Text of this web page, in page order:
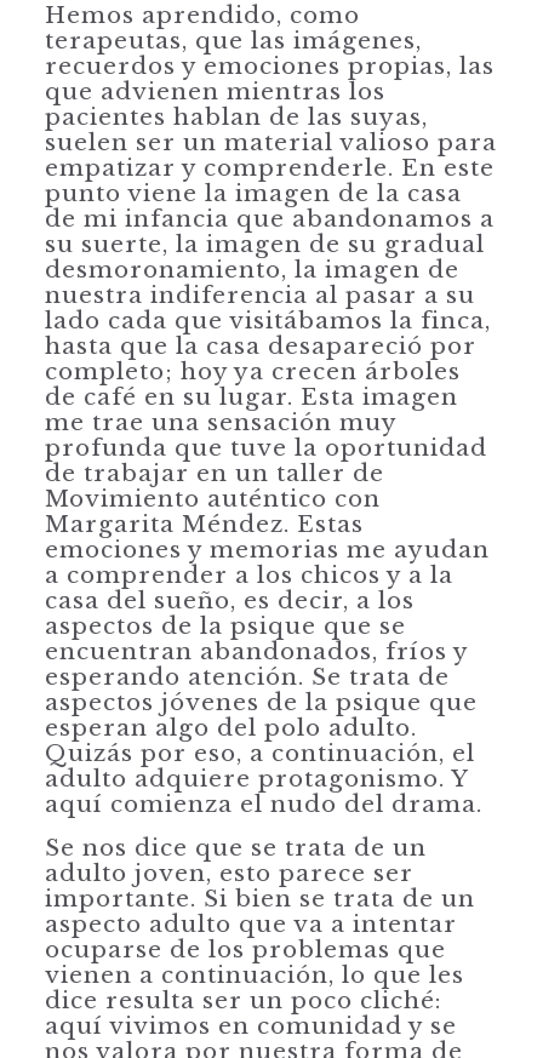
Hemos aprendido, como
terapeutas, que las imágenes,
recuerdos y emociones propias, las
que advienen mientras los
pacientes hablan de las suyas,
suelen ser un material valioso para
empatizar y comprenderle. En este
punto viene la imagen de la casa
de mi infancia que abandonamos a
su suerte, la imagen de su gradual
desmoronamiento, la imagen de
nuestra indiferencia al pasar a su
lado cada que visitábamos la finca,
hasta que la casa desapareció por
completo; hoy ya crecen árboles
de café en su lugar. Esta imagen
me trae una sensación muy
profunda que tuve la oportunidad
de trabajar en un taller de
Movimiento auténtico con
Margarita Méndez. Estas
emociones y memorias me ayudan
a comprender a los chicos y a la
casa del sueño, es decir, a los
aspectos de la psique que se
encuentran abandonados, fríos y
esperando atención. Se trata de
aspectos jóvenes de la psique que
esperan algo del polo adulto.
Quizás por eso, a continuación, el
adulto adquiere protagonismo. Y
aquí comienza el nudo del drama.
Se nos dice que se trata de un
adulto joven, esto parece ser
importante. Si bien se trata de un
aspecto adulto que va a intentar
ocuparse de los problemas que
vienen a continuación, lo que les
dice resulta ser un poco cliché:
aquí vivimos en comunidad y se
nos valora por nuestra forma de